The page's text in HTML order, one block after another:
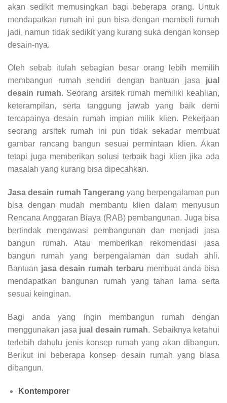
akan sedikit memusingkan bagi beberapa orang. Untuk
mendapatkan rumah ini pun bisa dengan membeli rumah
jadi, namun tidak sedikit yang kurang suka dengan konsep
desain-nya.
Oleh sebab itulah sebagian besar orang lebih memilih
membangun rumah sendiri dengan bantuan jasajual
desain rumah. Seorang arsitek rumah memiliki keahlian,
keterampilan, serta tanggung jawab yang baik demi
tercapainya desain rumah impian milik klien. Pekerjaan
seorang arsitek rumah ini pun tidak sekadar membuat
gambar rancang bangun sesuai permintaan klien. Akan
tetapi juga memberikan solusi terbaik bagi klien jika ada
masalah yang kurang bisa dipecahkan.
Jasa desain rumah Tangerang yang berpengalaman pun
bisa dengan mudah membantu klien dalam menyusun
Rencana Anggaran Biaya (RAB) pembangunan. Juga bisa
bertindak mengawasi pembangunan dan menjadi jasa
bangun rumah. Atau memberikan rekomendasi jasa
bangun rumah yang berpengalaman dan sudah ahli.
Bantuan jasa desain rumah terbaru membuat anda bisa
mendapatkan bangunan rumah yang tahan lama serta
sesuai keinginan.
Bagi anda yang ingin membangun rumah dengan
menggunakan jasa jual desain rumah. Sebaiknya ketahui
terlebih dahulu jenis konsep rumah yang akan dibangun.
Berikut ini beberapa konsep desain rumah yang biasa
dibangun.
Kontemporer